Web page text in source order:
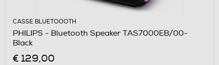
CASSE BLUETOOOTH
PHILIPS - Bluetooth Speaker TAS7000EB/00-
Black
€ 129,00